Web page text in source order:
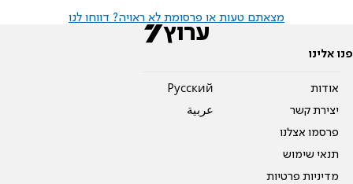
מצאתם טעות או פרסומת לא ראויה? דווחו לנו
פנו אלינו
אודות
יצירת קשר
פרסמו אצלנו
תנאי שימוש
מדיניות פרטיות
Pусский
عربية